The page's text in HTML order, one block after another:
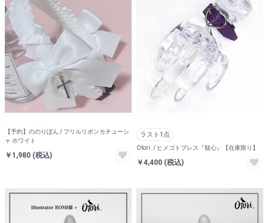
【予約】ののりぼん / フリルリボンカチューシ
ャ ホワイト
￥1,980 (税込)
ラスト1点
Otori. / ヒメゴトブレス『疑心』【在庫限り】
￥4,400 (税込)